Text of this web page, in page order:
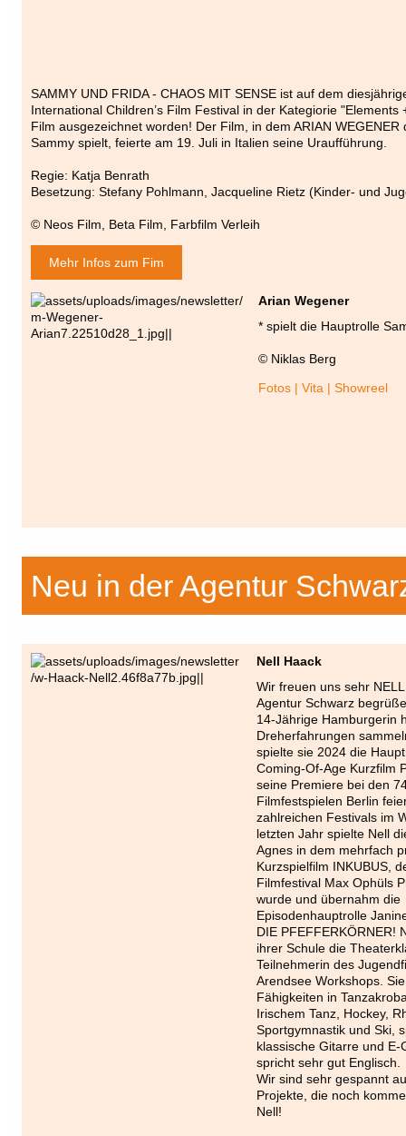
SAMMY UND FRIDA - CHAOS MIT SENSE ist auf dem
International Children’s Film Festival in der Kategiorie "Elements
Film ausgezeichnet worden! Der Film, in dem ARIAN WEGENER
Sammy spielt, feierte am 19. Juli in Italien seine Uraufführung.
Regie: Katja Benrath
Besetzung: Stefany Pohlmann, Jacqueline Rietz (Kinder- und
© Neos Film, Beta Film, Farbfilm Verleih
Mehr Infos zum Fim
Arian Wegener
* spielt die Hauptrolle
© Niklas Berg
Fotos | Vita | Showreel
Neu in der Agentur
Nell Haack
Wir freuen uns sehr
Agentur Schwarz
14-Jährige Hamburgerin
Dreherfahrungen
spielte sie 2024 die
Coming-Of-Age Kurzfilm
seine Premiere bei den
Filmfestspielen Berlin
zahlreichen Festivals im
letzten Jahr spielte Nell
Agnes in dem mehrfach
Kurzspielfilm INKUBUS,
Filmfestival Max Ophüls
wurde und übernahm die
Episodenhauptrolle
DIE PFEFFERKÖRNER!
ihrer Schule die
Teilnehmerin des
Arendsee Workshops.
Fähigkeiten in
Irischem Tanz, Hockey,
Sportgymnastik und Ski,
klassische Gitarre und E-
spricht sehr gut Englisch.
Wir sind sehr gespannt
Projekte, die noch
Nell!